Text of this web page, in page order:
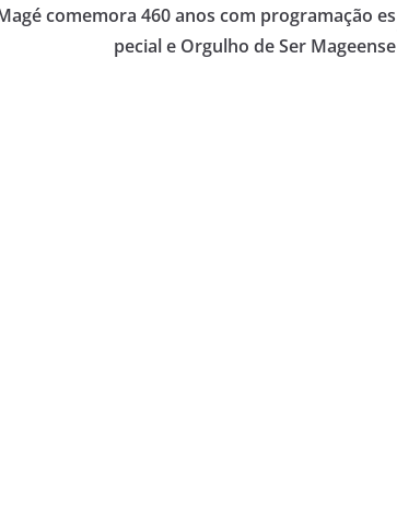
comemora 460 anos com programação es
pecial e Orgulho de Ser Mageense